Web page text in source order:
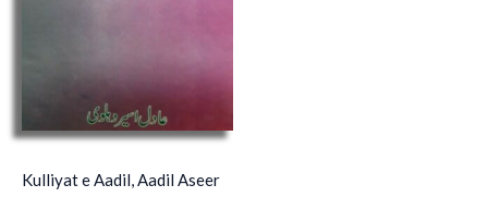
Kulliyat e Aadil, Aadil Aseer